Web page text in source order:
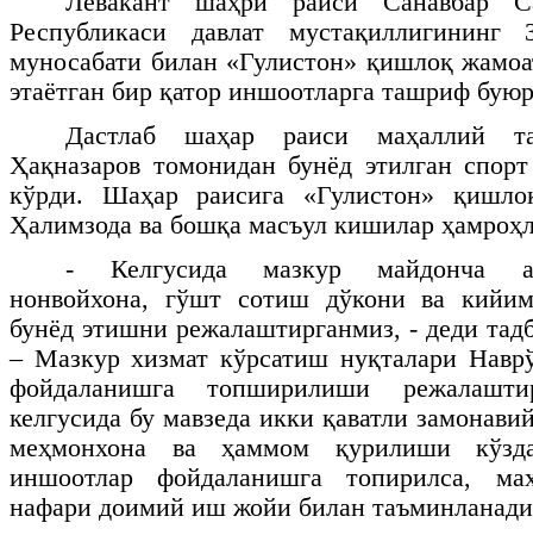
Республикаси давлат
муносабати билан «Гулистон» қишлоқ
этаётган бир қатор иншоотларга ташриф
Дастлаб шаҳар раиси маҳаллий
Ҳақназаров томонидан бунёд этилган
кўрди. Шаҳар раисига «Гулистон»
Ҳалимзода ва бошқа масъул кишилар
- Келгусида мазкур майдонча
нонвойхона, гўшт сотиш дўкони ва
бунёд этишни режалаштирганмиз, - деди
– Мазкур хизмат кўрсатиш нуқталари
фойдаланишга топширилиши
келгусида бу мавзеда икки қаватли
меҳмонхона ва ҳаммом қурилиши
иншоотлар фойдаланишга топирилса,
нафари доимий иш жойи билан